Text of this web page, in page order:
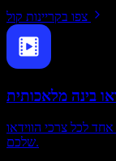
צפו בקריינות קול
בינה מלאכותית
לכל צרכי הווידאו
שלכם.